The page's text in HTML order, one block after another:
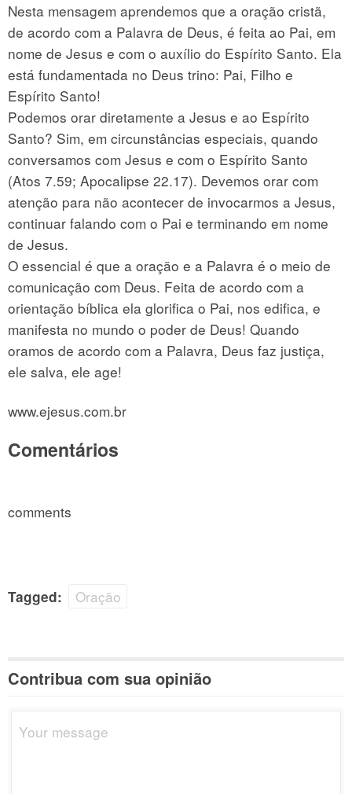
Nesta mensagem aprendemos que a oração cristã,
de acordo com a Palavra de Deus, é feita ao Pai, em
nome de Jesus e com o auxílio do Espírito Santo. Ela
está fundamentada no Deus trino: Pai, Filho e
Espírito Santo!
Podemos orar diretamente a Jesus e ao Espírito
Santo? Sim, em circunstâncias especiais, quando
conversamos com Jesus e com o Espírito Santo
(Atos 7.59; Apocalipse 22.17). Devemos orar com
atenção para não acontecer de invocarmos a Jesus,
continuar falando com o Pai e terminando em nome
de Jesus.
O essencial é que a oração e a Palavra é o meio de
comunicação com Deus. Feita de acordo com a
orientação bíblica ela glorifica o Pai, nos edifica, e
manifesta no mundo o poder de Deus! Quando
oramos de acordo com a Palavra, Deus faz justiça,
ele salva, ele age!
www.ejesus.com.br
Comentários
comments
Tagged: Oração
Contribua com sua opinião